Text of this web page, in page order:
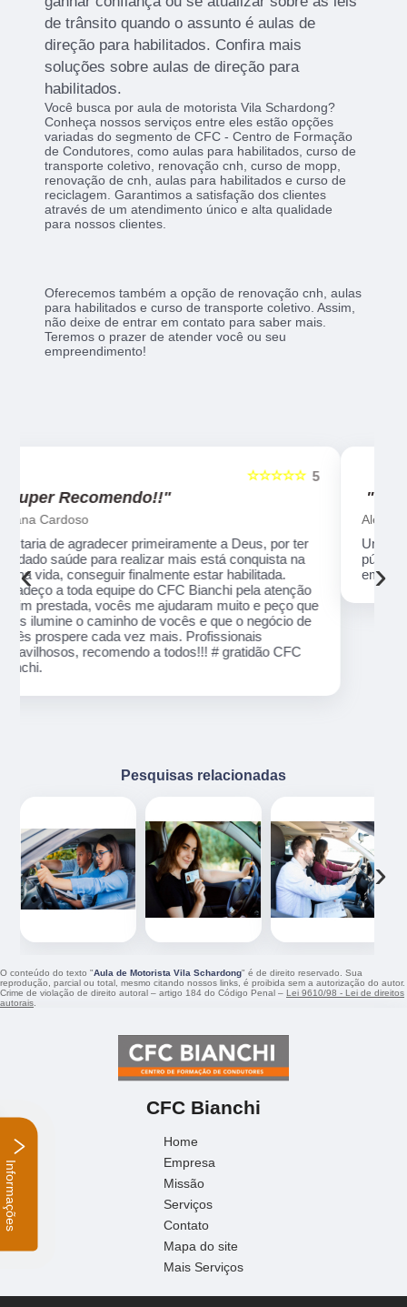
de trânsito quando o assunto é aulas de
direção para habilitados. Confira mais
soluções sobre aulas de direção para
habilitados.
Você busca por aula de motorista Vila Schardong?
Conheça nossos serviços entre eles estão opções
variadas do segmento de CFC - Centro de Formação
de Condutores, como aulas para habilitados, curso de
transporte coletivo, renovação cnh, curso de mopp,
renovação de cnh, aulas para habilitados e curso de
reciclagem. Garantimos a satisfação dos clientes
através de um atendimento único e alta qualidade
para nossos clientes.
Oferecemos também a opção de renovação cnh, aulas
para habilitados e curso de transporte coletivo. Assim,
não deixe de entrar em contato para saber mais.
Teremos o prazer de atender você ou seu
empreendimento!
☆☆☆☆☆
"Recomendo!!"
Alexsandro Sr
Um lugar muito bom, exelente atendimento ao
público em geral. Adorei, pessoal muito profissional
em tudo, excelentes instrutores, nota 1000!!
‹ ›
Pesquisas relacionadas
‹ ›
O conteúdo do texto "Aula de Motorista Vila Schardong" é de direito reservado. Sua
reprodução, parcial ou total, mesmo citando nossos links, é proibida sem a autorização do autor.
Crime de violação de direito autoral – artigo 184 do Código Penal – Lei 9610/98 - Lei de direitos
autorais
CFC Bianchi
Home
Empresa
Missão
Serviços
Contato
Mapa do site
Mais Serviços
Informações